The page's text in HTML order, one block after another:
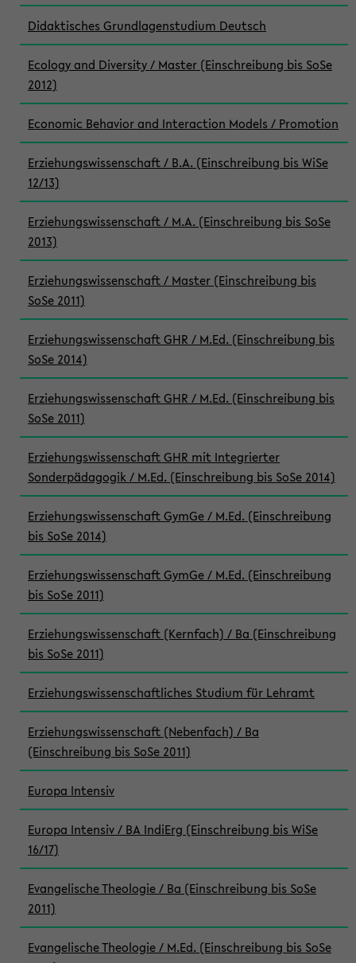
Didaktisches Grundlagenstudium Deutsch
Ecology and Diversity / Master (Einschreibung bis SoSe
2012)
Economic Behavior and Interaction Models / Promotion
Erziehungswissenschaft / B.A. (Einschreibung bis WiSe
12/13)
Erziehungswissenschaft / M.A. (Einschreibung bis SoSe
2013)
Erziehungswissenschaft / Master (Einschreibung bis
SoSe 2011)
Erziehungswissenschaft GHR / M.Ed. (Einschreibung bis
SoSe 2014)
Erziehungswissenschaft GHR / M.Ed. (Einschreibung bis
SoSe 2011)
Erziehungswissenschaft GHR mit Integrierter
Sonderpädagogik / M.Ed. (Einschreibung bis SoSe 2014)
Erziehungswissenschaft GymGe / M.Ed. (Einschreibung
bis SoSe 2014)
Erziehungswissenschaft GymGe / M.Ed. (Einschreibung
bis SoSe 2011)
Erziehungswissenschaft (Kernfach) / Ba (Einschreibung
bis SoSe 2011)
Erziehungswissenschaftliches Studium für Lehramt
Erziehungswissenschaft (Nebenfach) / Ba
(Einschreibung bis SoSe 2011)
Europa Intensiv
Europa Intensiv / BA IndiErg (Einschreibung bis WiSe
16/17)
Evangelische Theologie / Ba (Einschreibung bis SoSe
2011)
Evangelische Theologie / M.Ed. (Einschreibung bis SoSe